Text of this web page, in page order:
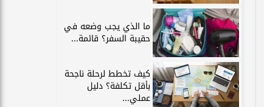
ما الذي يجب وضعه في
حقيبة السفر؟ قائمة...
كيف تخطط لرحلة ناجحة
بأقل تكلفة؟ دليل
عملي...